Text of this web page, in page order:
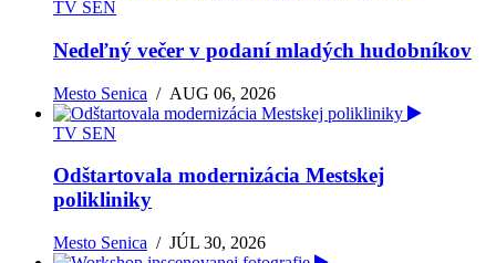
TV SEN
Nedeľný večer v podaní mladých hudobníkov
Mesto Senica /AUG 06, 2026
TV SEN
Odštartovala modernizácia Mestskej
polikliniky
Mesto Senica /JÚL 30, 2026